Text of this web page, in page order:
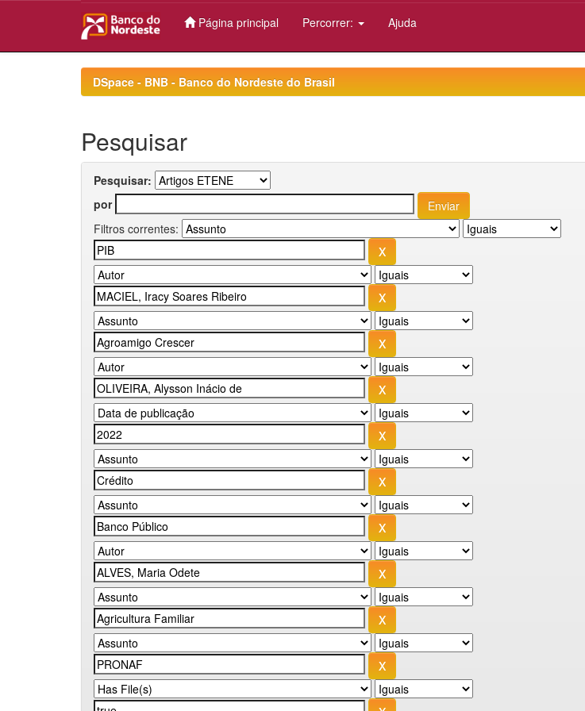
Página principal Percorrer: Ajuda
DSpace - BNB - Banco do Nordeste do Brasil
Pesquisar
Pesquisar:
por
Filtros correntes: